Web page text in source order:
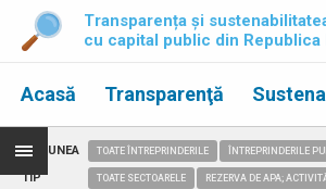
Transparența și
cu capital public din Republica
Acasă Transparenţă
REGIUNEA
TIP
TOATE ÎNTREPRINDERILE ÎNTREPRINDERILE
TOATE SECTOARELE REZERVA DE APA;